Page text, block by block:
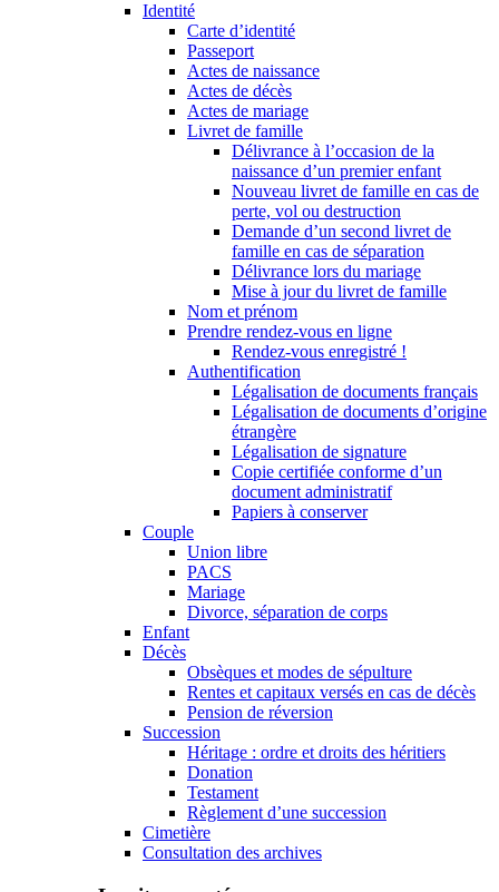
Identité
Carte d’identité
Passeport
Actes de naissance
Actes de décès
Actes de mariage
Livret de famille
Délivrance à l’occasion de la
naissance d’un premier enfant
Nouveau livret de famille en cas de
perte, vol ou destruction
Demande d’un second livret de
famille en cas de séparation
Délivrance lors du mariage
Mise à jour du livret de famille
Nom et prénom
Prendre rendez-vous en ligne
Rendez-vous enregistré !
Authentification
Légalisation de documents français
Légalisation de documents d’origine
étrangère
Légalisation de signature
Copie certifiée conforme d’un
document administratif
Papiers à conserver
Couple
Union libre
PACS
Mariage
Divorce, séparation de corps
Enfant
Décès
Obsèques et modes de sépulture
Rentes et capitaux versés en cas de décès
Pension de réversion
Succession
Héritage : ordre et droits des héritiers
Donation
Testament
Règlement d’une succession
Cimetière
Consultation des archives